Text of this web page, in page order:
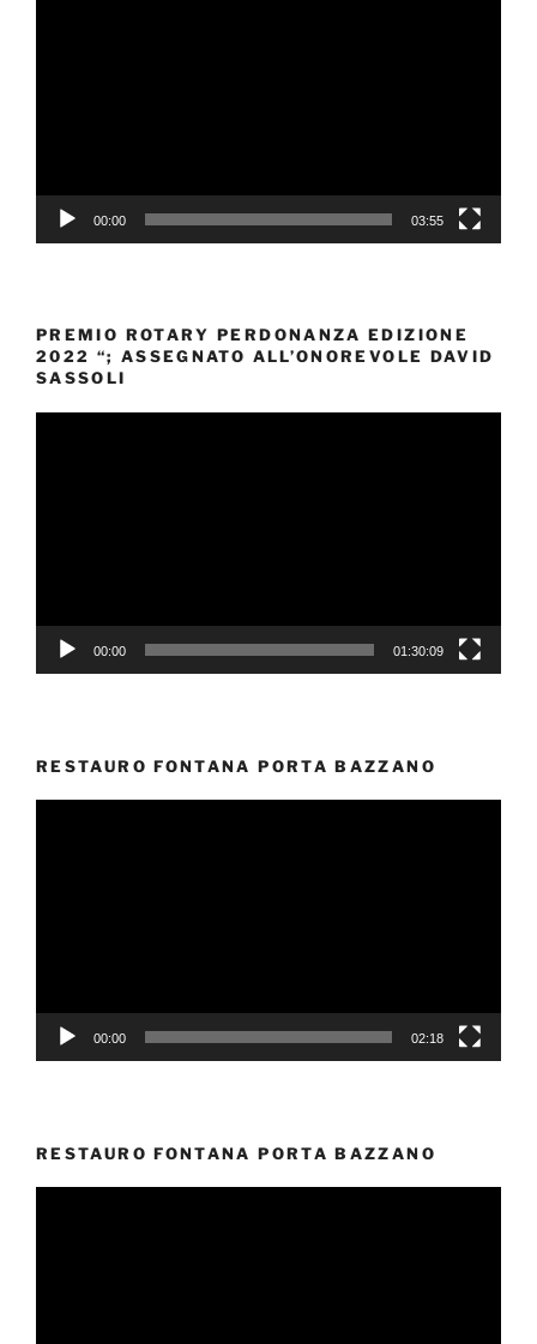
00:00 03:55
PREMIO ROTARY PERDONANZA EDIZIONE
2022 “; ASSEGNATO ALL’ONOREVOLE DAVID
SASSOLI
00:00 01:30:09
RESTAURO FONTANA PORTA BAZZANO
00:00 02:18
RESTAURO FONTANA PORTA BAZZANO